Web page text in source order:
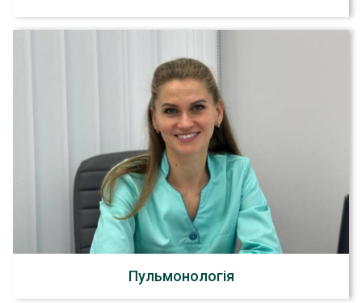
Пульмонологія